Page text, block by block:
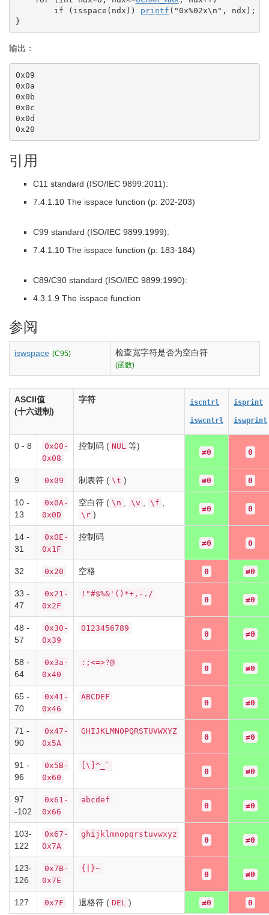
if
( isspace ( ndx ) ) printf ( "0x%02x\n " , ndx ) ;
}
输出：
0x09
0x0a
0x0b
0x0c
0x0d
0x20
引用
C11 standard (ISO/IEC 9899:2011):
7.4.1.10 The isspace function (p: 202-203)
C99 standard (ISO/IEC 9899:1999):
7.4.1.10 The isspace function (p: 183-184)
C89/C90 standard (ISO/IEC 9899:1990):
4.3.1.9 The isspace function
参阅
iswspace (C95) 检查宽字符是否为空白符
(函数)
ASCII值
(十六进制)
字符 iscntrl
iswcntrl
isprint
iswprint
0 - 8
0x00-
0x08
控制码 ( NUL 等)
≠0 0
9 0x09 制表符 ( \t ) ≠0 0
10 -
13
0x0A-
0x0D
空白符 ( \n \v \f
\r )
≠0 0
14 -
31
0x0E-
0x1F
控制码
≠0 0
32 0x20 空格 0 ≠0
33 -
47
0x21-
0x2F
!"#$%&'()*+,-./
0 ≠0
48 -
57
0x30-
0x39
0123456789
0 ≠0
58 -
64
0x3a-
0x40
:;<=>?@
0 ≠0
65 -
70
0x41-
0x46
ABCDEF
0 ≠0
71 -
90
0x47-
0x5A
GHIJKLMNOPQRSTUVWXYZ
0 ≠0
91 -
96
0x5B-
0x60
[\]^_`
0 ≠0
97
-102
0x61-
0x66
abcdef
0 ≠0
103-
122
0x67-
0x7A
ghijklmnopqrstuvwxyz
0 ≠0
123-
126
0x7B-
0x7E
{|}~
0 ≠0
127 0x7F 退格符 ( DEL ) ≠0 0